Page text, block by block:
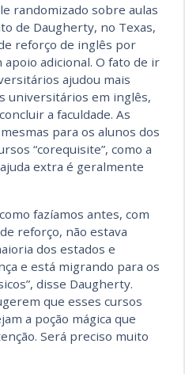
randomizado sobre aulas
de Daugherty, no Texas,
reforço de inglês por
adicional. O fato de ir
ajudou mais
universitários em inglês,
a faculdade. As
para os alunos dos
“corequisite”, como a
extra é geralmente
fazíamos antes, com
reforço, não estava
dos estados e
e está migrando para os
disse Daugherty.
que esses cursos
a poção mágica que
Será preciso muito